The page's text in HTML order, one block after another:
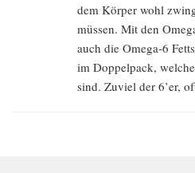
dem Körper wohl
müssen. Mit den
auch die Omega-6
im Doppelpack,
sind. Zuviel der 6’er,